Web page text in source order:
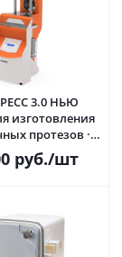
3.0 НЬЮ
изготовления
протезов ·
ПРО) Россия
руб./шт